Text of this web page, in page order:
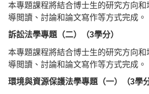
本專題課程將結合博士生的研究方向
導閲讀、討論和論文寫作等方式完成。
訴訟法學專題（二）（3學分）
本專題課程將結合博士生的研究方向
導閲讀、討論和論文寫作等方式完成。
環境與資源保護法學專題（一）（3學分